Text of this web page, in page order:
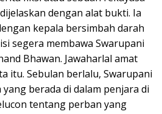
dengan alat bukti. Ia
kepala bersimbah darah
segera membawa Swarupani
Bhawan. Jawaharlal amat
itu. Sebulan berlalu, Swarupani
berada di dalam penjara di
tentang perban yang